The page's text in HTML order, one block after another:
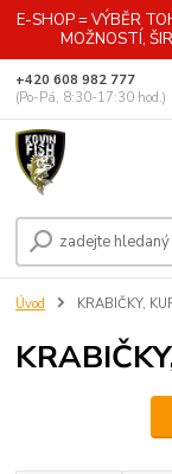
E-SHOP = VÝBĚR
MOŽNOSTÍ,
+420 608 982 777
(Po-Pá, 8:30-17:30 hod.)
Úvod KRABIČKY,